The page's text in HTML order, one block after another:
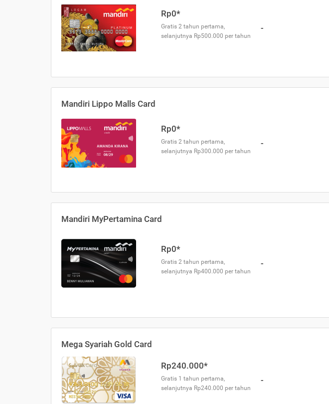
Rp0*
Gratis 2 tahun pertama,
selanjutnya Rp500.000 per tahun
-
Mandiri Lippo Malls Card
Rp0*
Gratis 2 tahun pertama,
selanjutnya Rp300.000 per tahun
-
Mandiri MyPertamina Card
Rp0*
Gratis 2 tahun pertama,
selanjutnya Rp400.000 per tahun
-
Mega Syariah Gold Card
Rp240.000*
Gratis 1 tahun pertama,
selanjutnya Rp240.000 per tahun
-